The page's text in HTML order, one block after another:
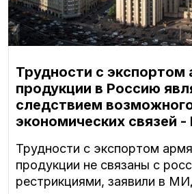
Трудности с экспортом
продукции в Россию
следствием
экономических связей
Трудности с экспортом
продукции не связаны с
рестрикциями, заявили в